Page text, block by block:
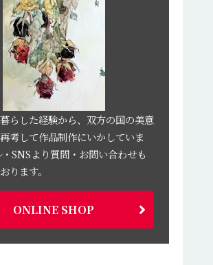
らした経験から、双方の国の美意
考して作品制作にいかしていま
SNSより質問・お問い合わせも
ります。
ONLINE SHOP